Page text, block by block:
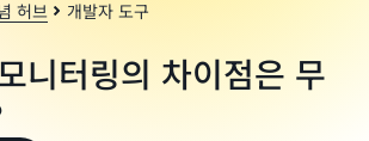
허브 개발자 도구
니터링의 차이점은 무